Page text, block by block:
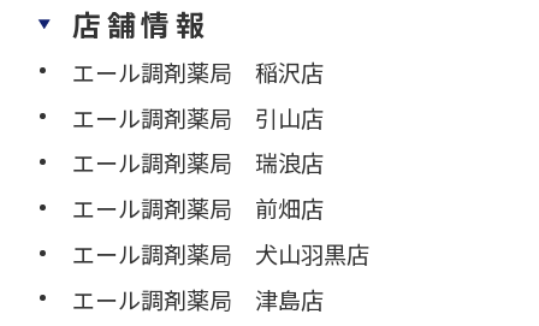
店舗情報
エール調剤薬局 稲沢店
エール調剤薬局 引山店
エール調剤薬局 瑞浪店
エール調剤薬局 前畑店
エール調剤薬局 犬山羽黒店
エール調剤薬局 津島店